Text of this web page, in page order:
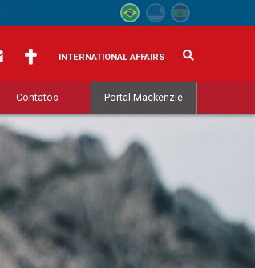
INTERNATIONAL AFFAIRS
Contatos Portal Mackenzie